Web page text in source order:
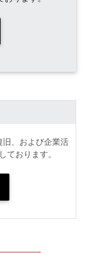
旧、および企業活
ております。